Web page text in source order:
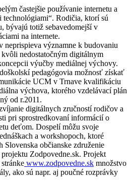
častejšie používanie internetu a
Rodičia, ktorí sú
bývajú totiž sebavedomejší v
na internete.
neprispieva významne k budovaniu
nedostatočným digitálnym
výučby mediálnej výchovy.
pedagógovia možnosť získať
UCM v Trnave kvalifikáciu
výchova, ktorého vzdelávací plán
od r.2011.
digitálnych zručností rodičov a
pri sprostredkovaní informácií o
deťom. Dospelí môžu svoje
a workshopoch, ktoré
Slovenska občianske združenie
Zodpovedne.sk. Projekt
www.zodpovedne.sk množstvo
ako sú napr. aj poučné rozprávky